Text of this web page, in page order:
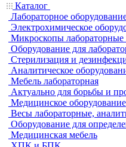
Каталог
Лабораторное
Электрохимическое
Микроскопы
Оборудование для
Стерилизация и
Аналитическое
Мебель лабораторная
Актуально для борьбы и
Медицинское оборудование
Весы лабораторные,
Оборудование для
Медицинская мебель